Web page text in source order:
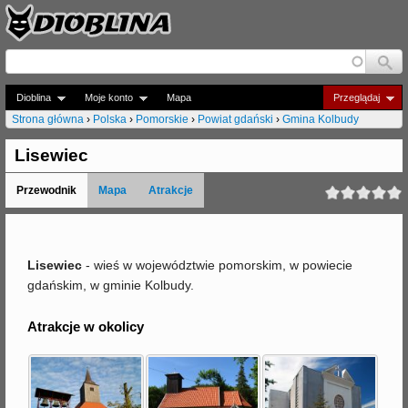
Jump to navigation
Dioblina Moje konto Przeglądaj
Mapa
J
e
s
Strona główna › Polska › Pomorskie › Powiat gdański › Gmina Kolbudy
Lisewiec
Przewodnik Mapa Atrakcje
Lisewiec - wieś w województwie pomorskim, w powiecie
gdańskim, w gminie Kolbudy.
Atrakcje w okolicy